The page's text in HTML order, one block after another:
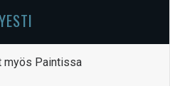
myös Paintissa